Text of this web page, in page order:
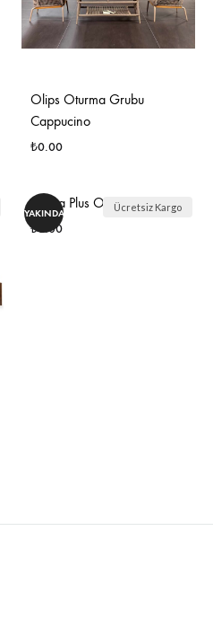
LISTESINE
Olips Oturma Grubu
Cappucino
₺0.00
YAKINDA Ücretsiz Kargo
Poena Plus Oturma Grubu
₺0.00